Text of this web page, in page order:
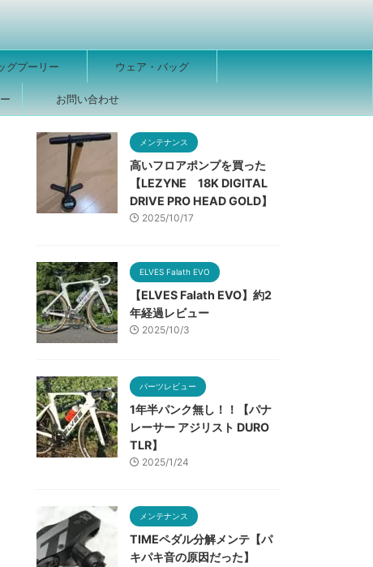
グプーリー ウェア・バッグ
お問い合わせ
メンテナンス
高いフロアポンプを買った
【LEZYNE 18K DIGITAL
DRIVE PRO HEAD GOLD】
2025/10/17
ELVES Falath EVO
【ELVES Falath EVO】約2
年経過レビュー
2025/10/3
パーツレビュー
1年半パンク無し！！【パナ
レーサー アジリスト DURO
TLR】
2025/1/24
メンテナンス
TIMEペダル分解メンテ【パ
キパキ音の原因だった】